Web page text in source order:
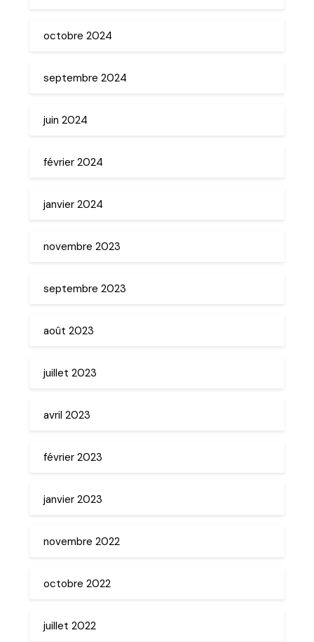
octobre 2024
septembre 2024
juin 2024
février 2024
janvier 2024
novembre 2023
septembre 2023
août 2023
juillet 2023
avril 2023
février 2023
janvier 2023
novembre 2022
octobre 2022
juillet 2022